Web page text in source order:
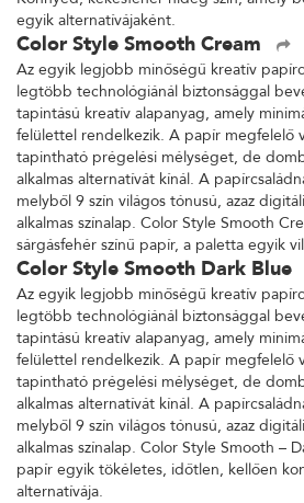
egyik alternatívájaként.
Color Style Smooth Cream
Az egyik legjobb minőségű kreatív
legtöbb technológiánál biztonsággal
tapintású kreatív alapanyag, amely
felülettel rendelkezik. A papír megfelelő
tapintható prégelési mélységet, de
alkalmas alternatívát kínál. A
melyből 9 szín világos tónusú, azaz
alkalmas színalap. Color Style Smooth
sárgásfehér színű papír, a paletta egyik
Color Style Smooth Dark Blue
Az egyik legjobb minőségű kreatív
legtöbb technológiánál biztonsággal
tapintású kreatív alapanyag, amely
felülettel rendelkezik. A papír megfelelő
tapintható prégelési mélységet, de
alkalmas alternatívát kínál. A
melyből 9 szín világos tónusú, azaz
alkalmas színalap. Color Style Smooth –
papír egyik tökéletes, időtlen, kellően
alternatívája.